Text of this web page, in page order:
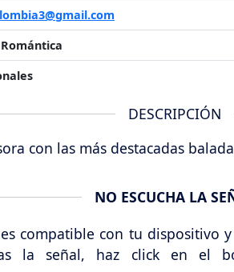
Romántica
DESCRIPCIÓN
con las más destacadas
NO ESCUCHA LA
compatible con tu dispositivo
la señal, haz click en el